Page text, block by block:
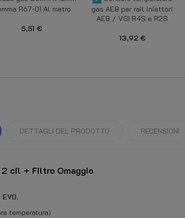
R67-01 Al metro
5,51 €
gas AEB per rail iniettori
AEB / VGI R4S e R2S
13,92 €
DETTAGLI DEL PRODOTTO RECENSIONI
cil + Filtro Omaggio
temperatura)